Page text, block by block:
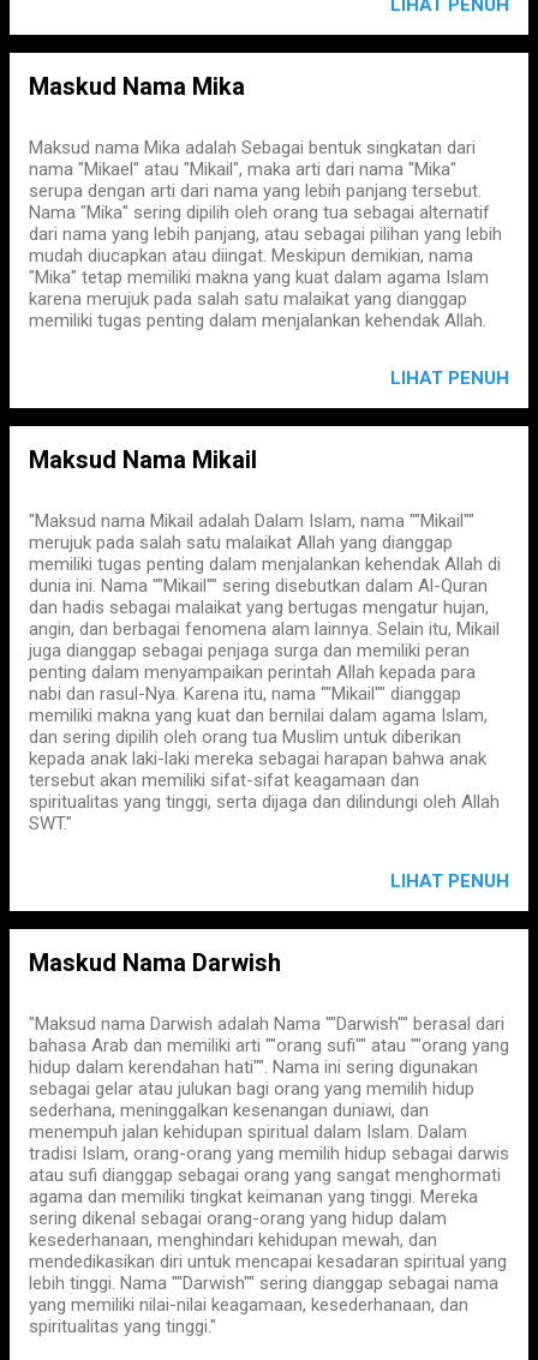
LIHAT PENUH
Maskud Nama Mika
Maksud nama Mika adalah Sebagai bentuk singkatan dari
nama "Mikael" atau "Mikail", maka arti dari nama "Mika"
serupa dengan arti dari nama yang lebih panjang tersebut.
Nama "Mika" sering dipilih oleh orang tua sebagai alternatif
dari nama yang lebih panjang, atau sebagai pilihan yang lebih
mudah diucapkan atau diingat. Meskipun demikian, nama
"Mika" tetap memiliki makna yang kuat dalam agama Islam
karena merujuk pada salah satu malaikat yang dianggap
memiliki tugas penting dalam menjalankan kehendak Allah.
LIHAT PENUH
Maksud Nama Mikail
"Maksud nama Mikail adalah Dalam Islam, nama ""Mikail""
merujuk pada salah satu malaikat Allah yang dianggap
memiliki tugas penting dalam menjalankan kehendak Allah di
dunia ini. Nama ""Mikail"" sering disebutkan dalam Al-Quran
dan hadis sebagai malaikat yang bertugas mengatur hujan,
angin, dan berbagai fenomena alam lainnya. Selain itu, Mikail
juga dianggap sebagai penjaga surga dan memiliki peran
penting dalam menyampaikan perintah Allah kepada para
nabi dan rasul-Nya. Karena itu, nama ""Mikail"" dianggap
memiliki makna yang kuat dan bernilai dalam agama Islam,
dan sering dipilih oleh orang tua Muslim untuk diberikan
kepada anak laki-laki mereka sebagai harapan bahwa anak
tersebut akan memiliki sifat-sifat keagamaan dan
spiritualitas yang tinggi, serta dijaga dan dilindungi oleh Allah
SWT."
LIHAT PENUH
Maskud Nama Darwish
"Maksud nama Darwish adalah Nama ""Darwish"" berasal dari
bahasa Arab dan memiliki arti ""orang sufi"" atau ""orang yang
hidup dalam kerendahan hati"". Nama ini sering digunakan
sebagai gelar atau julukan bagi orang yang memilih hidup
sederhana, meninggalkan kesenangan duniawi, dan
menempuh jalan kehidupan spiritual dalam Islam. Dalam
tradisi Islam, orang-orang yang memilih hidup sebagai darwis
atau sufi dianggap sebagai orang yang sangat menghormati
agama dan memiliki tingkat keimanan yang tinggi. Mereka
sering dikenal sebagai orang-orang yang hidup dalam
kesederhanaan, menghindari kehidupan mewah, dan
mendedikasikan diri untuk mencapai kesadaran spiritual yang
lebih tinggi. Nama ""Darwish"" sering dianggap sebagai nama
yang memiliki nilai-nilai keagamaan, kesederhanaan, dan
spiritualitas yang tinggi."